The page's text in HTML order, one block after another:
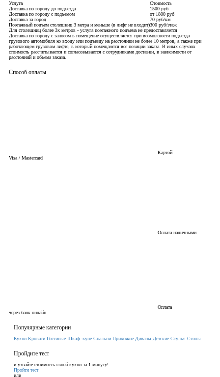
Услуга
Стоимость
Доставка по городу до подъезда
1500 руб
Доставка по городу с подъемом
от 1800 руб
Доставка за город
70 руб/км
Поэтажный подъем столешниц 3 метра и меньше (в лифт не входит)300 руб/этаж
Для столешниц более 3х метров - услуга поэтажного подъема не предоставляется
Доставка по городу с заносом в помещение осуществляется при возможности подъезда
грузового автомобиля ко входу или подъезду на расстоянии не более 10 метров, а также при
работающем грузовом лифте, в который помещаются все позиции заказа. В иных случаях
стоимость рассчитывается и согласовывается с сотрудниками доставки, в зависимости от
расстояний и объема заказа.
Способ оплаты
Картой
Visa / Mastercard
Оплата наличными
Оплата
через банк онлайн
Популярные категории
Кухни Кровати Гостиные Шкаф -купе Спальни Прихожие Диваны Детские Стулья Столы
Пройдите тест
и узнайте стоимость своей кухни за 1 минуту!
Пройти тест
или